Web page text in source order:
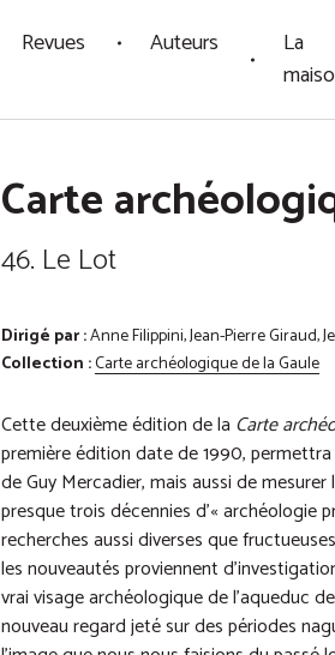
Revues Auteurs
La
Carte
46. Le Lot
Dirigé par :Anne Filippini, Jean-Pierre Giraud,
Collection :Carte archéologique de la Gaule
Cette deuxième édition de la Carte
première édition date de 1990,
de Guy Mercadier, mais aussi de
presque trois décennies d’« archéologie
recherches aussi diverses que
les nouveautés proviennent
vrai visage archéologique de l’aqueduc
nouveau regard jeté sur des périodes